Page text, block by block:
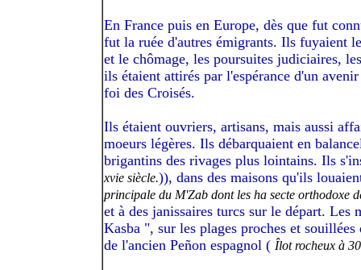
En France puis en Europe, dès que fut
fut la ruée d'autres émigrants. Ils fuyaient
et le chômage, les poursuites judiciaires,
ils étaient attirés par l'espérance d'un
foi des Croisés.
Ils étaient ouvriers, artisans, mais aussi
moeurs légères. Ils débarquaient en
brigantins des rivages plus lointains. Ils
xvie siècle.)), dans des maisons qu'ils
principale du M'Zab dont les ha secte orthodoxe
et à des janissaires turcs sur le départ.
Kasba ", sur les plages proches et
de l'ancien Peñon espagnol ( Îlot rocheux à